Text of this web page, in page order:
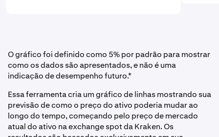
O gráfico foi definido como 5% por padrão para mostrar
como os dados são apresentados, e não é uma
indicação de desempenho futuro.*
Essa ferramenta cria um gráfico de linhas mostrando sua
previsão de como o preço do ativo poderia mudar ao
longo do tempo, começando pelo preço de mercado
atual do ativo na exchange spot da Kraken. Os